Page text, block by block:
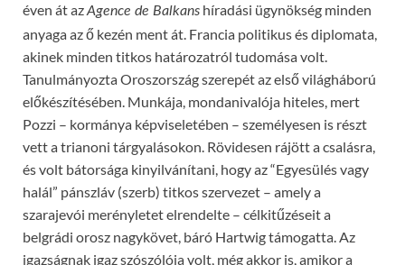
éven át azAgence de Balkans híradási ügynökség minden
anyaga az ő kezén ment át. Francia politikus és diplomata,
akinek minden titkos határozatról tudomása volt.
Tanulmányozta Oroszország szerepét az első világháború
előkészítésében. Munkája, mondanivalója hiteles, mert
Pozzi – kormánya képviseletében – személyesen is részt
vett a trianoni tárgyalásokon. Rövidesen rájött a csalásra,
és volt bátorsága kinyilvánítani, hogy az “Egyesülés vagy
halál” pánszláv (szerb) titkos szervezet – amely a
szarajevói merényletet elrendelte – célkitűzéseit a
belgrádi orosz nagykövet, báró Hartwig támogatta. Az
igazságnak igaz szószólója volt, még akkor is, amikor a